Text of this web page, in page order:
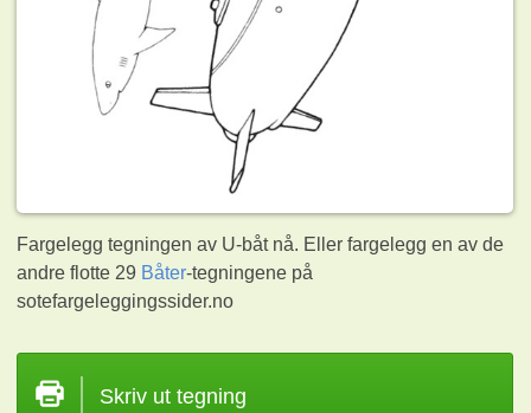
Fargelegg tegningen av U-båt nå. Eller fargelegg en av de
andre flotte 29 Båter-tegningene på
sotefargeleggingssider.no
Skriv ut tegning